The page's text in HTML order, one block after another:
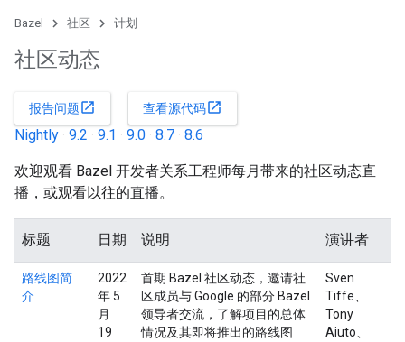
Bazel 社区 计划
社区动态
报告问题open_in_new 查看源代码open_in_new
Nightly · 9.2 · 9.1 · 9.0 · 8.7 · 8.6
欢迎观看 Bazel 开发者关系工程师每月带来的社区动态直
播，或观看以往的直播。
标题 日期 说明 演讲者
路线图简
介
2022
年 5
月
19
首期 Bazel 社区动态，邀请社
区成员与 Google 的部分 Bazel
领导者交流，了解项目的总体
情况及其即将推出的路线图
Sven
Tiffe、
Tony
Aiuto、